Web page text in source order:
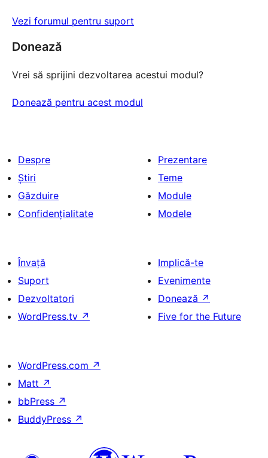
Vezi forumul pentru suport
Donează
Vrei să sprijini dezvoltarea acestui modul?
Donează pentru acest modul
Despre
Știri
Găzduire
Confidențialitate
Prezentare
Teme
Module
Modele
Învață
Suport
Dezvoltatori
WordPress.tv ↗
Implică-te
Evenimente
Donează ↗
Five for the Future
WordPress.com ↗
Matt ↗
bbPress ↗
BuddyPress ↗